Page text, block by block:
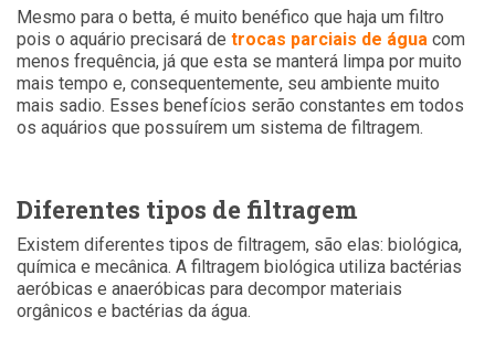
Mesmo para o betta, é muito benéfico que haja um filtro
pois o aquário precisará de trocas parciais de água com
menos frequência, já que esta se manterá limpa por muito
mais tempo e, consequentemente, seu ambiente muito
mais sadio. Esses benefícios serão constantes em todos
os aquários que possuírem um sistema de filtragem.
Diferentes tipos de filtragem
Existem diferentes tipos de filtragem, são elas: biológica,
química e mecânica. A filtragem biológica utiliza bactérias
aeróbicas e anaeróbicas para decompor materiais
orgânicos e bactérias da água.